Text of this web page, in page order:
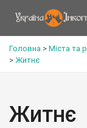
Головна > Міста та
> Житнє
Житнє